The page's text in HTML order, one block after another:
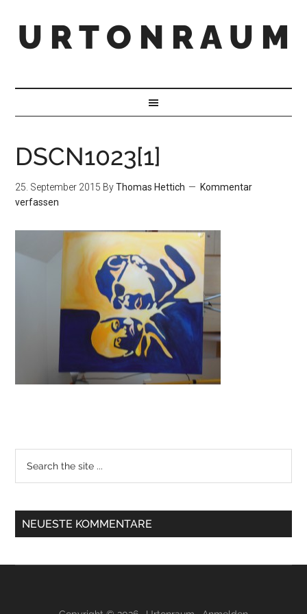
U R T O N R A U M
DSCN1023[1]
25. September 2015 ByThomas Hettich
Kommentar
verfassen
NEUESTE KOMMENTARE